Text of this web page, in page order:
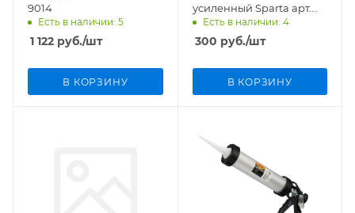
9014
Есть в наличии: 5
1 122 руб./шт
В КОРЗИНУ
усиленный Sparta арт.
886125
Есть в наличии: 4
300 руб./шт
В КОРЗИНУ